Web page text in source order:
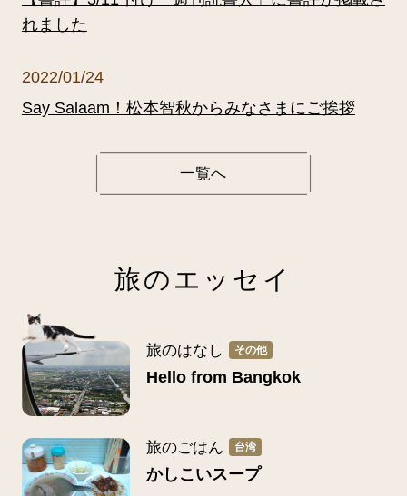
れました
2022/01/24
Say Salaam！松本智秋からみなさまにご挨拶
一覧へ
旅のエッセイ
旅のはなし その他
Hello from Bangkok
旅のごはん 台湾
かしこいスープ